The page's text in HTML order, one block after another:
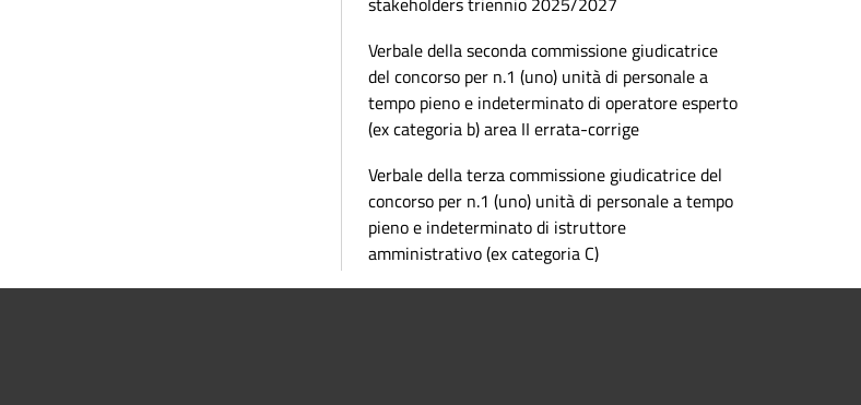
Verbale della seconda commissione giudicatrice
del concorso per n.1 (uno) unità di personale a
tempo pieno e indeterminato di operatore esperto
(ex categoria b) area II errata-corrige
Verbale della terza commissione giudicatrice del
concorso per n.1 (uno) unità di personale a tempo
pieno e indeterminato di istruttore
amministrativo (ex categoria C)